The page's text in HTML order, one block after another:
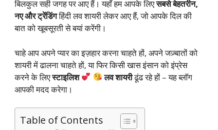
बिलकुल सही जगह पर आए हैं। यहाँ हम आपके लिएसबसे बेहतरीन,
नए और ट्रेंडिंगहिंदी लव शायरी लेकर आए हैं, जो आपके दिल की
बात को खूबसूरती से बयां करेंगी।
चाहे आप अपने प्यार का इज़हार करना चाहते हों, अपने जज़्बातों को
शायरी में ढालना चाहते हों, या फिर किसी खास इंसान को इंप्रेस
करने के लिएस्टाइलिश लव शायरीढूंढ रहे हों – यह ब्लॉग
आपकी मदद करेगा।
Table of Contents